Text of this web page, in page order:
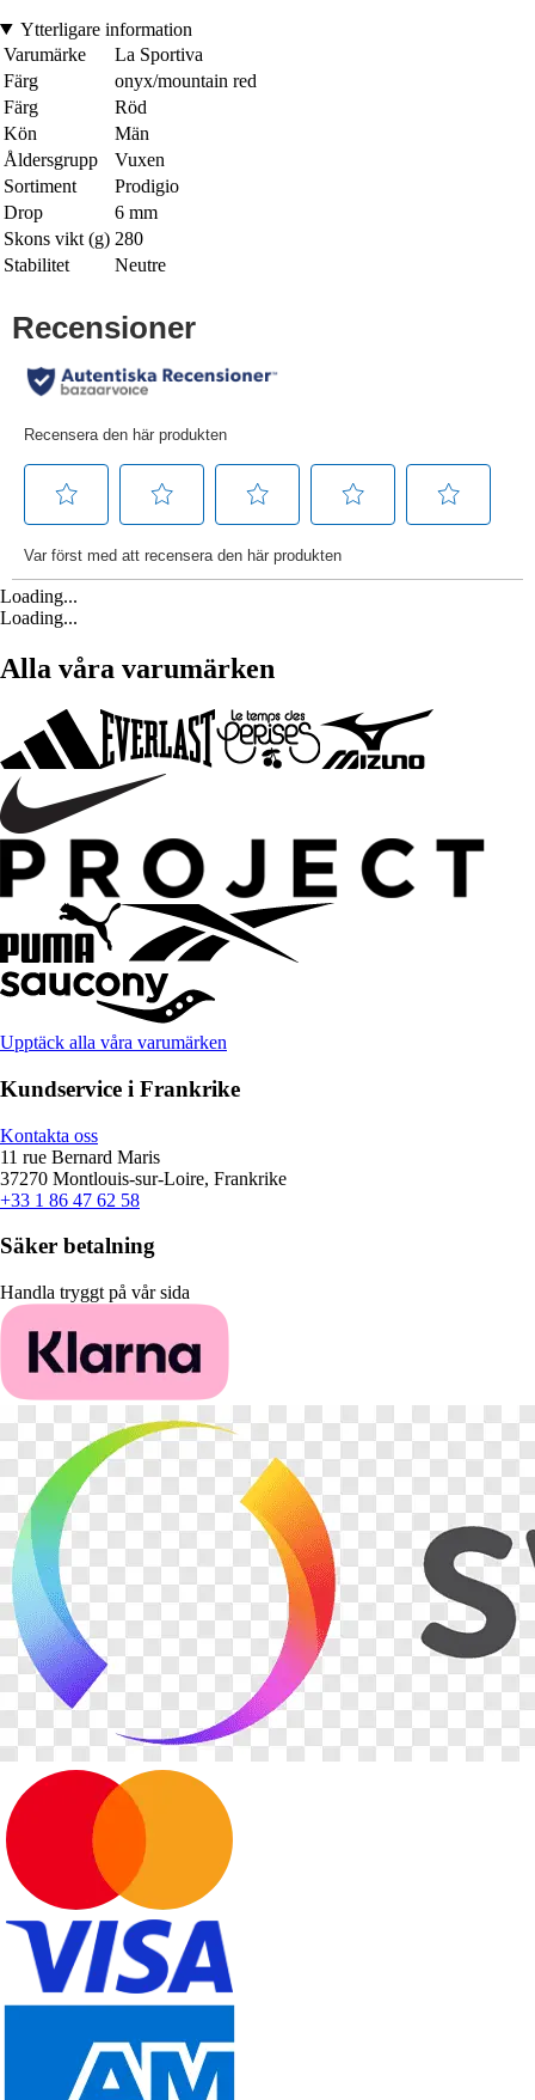
Ytterligare information
Varumärke
La Sportiva
Färg
onyx/mountain red
Färg
Röd
Kön
Män
Åldersgrupp
Vuxen
Sortiment
Prodigio
Drop
6 mm
Skons vikt (g) 280
Stabilitet
Neutre
Loading...
Loading...
Alla våra varumärken
Upptäck alla våra varumärken
Kundservice i Frankrike
Kontakta oss
11 rue Bernard Maris
37270 Montlouis-sur-Loire, Frankrike
+33 1 86 47 62 58
Säker betalning
Handla tryggt på vår sida